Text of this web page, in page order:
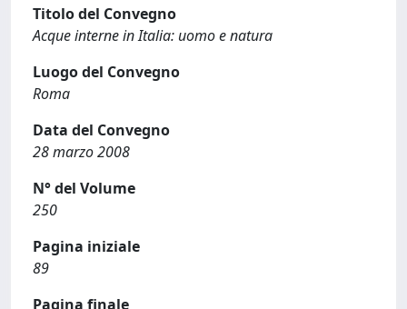
Titolo del Convegno
Acque interne in Italia: uomo e natura
Luogo del Convegno
Roma
Data del Convegno
28 marzo 2008
N° del Volume
250
Pagina iniziale
89
Pagina finale